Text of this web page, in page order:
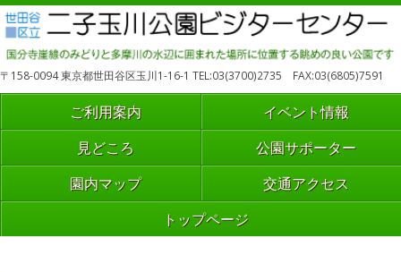
〒158-0094 東京都世田谷区玉川1-16-1 TEL:03(3700)2735 FAX:03(6805)7591
ご利用案内 イベント情報
見どころ 公園サポーター
園内マップ 交通アクセス
トップページ